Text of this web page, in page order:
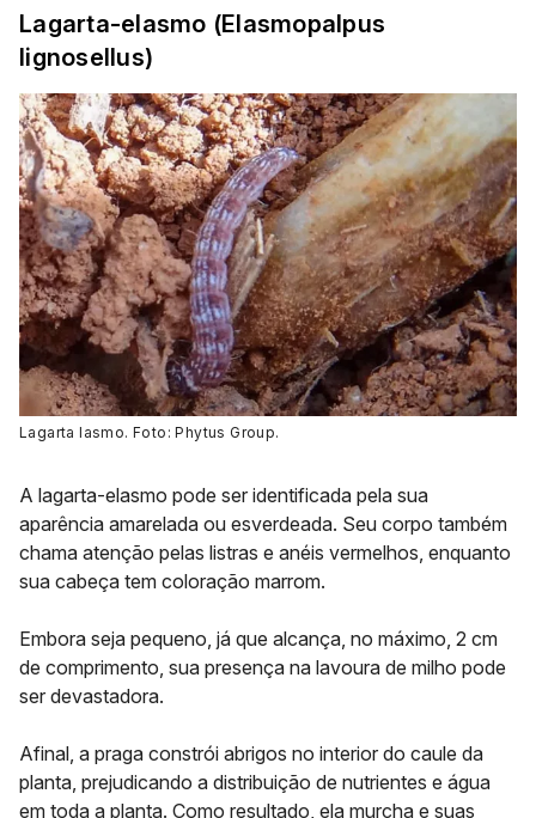
Lagarta-elasmo (Elasmopalpus
lignosellus)
Lagarta lasmo. Foto: Phytus Group.
A lagarta-elasmo pode ser identificada pela sua
aparência amarelada ou esverdeada. Seu corpo também
chama atenção pelas listras e anéis vermelhos, enquanto
sua cabeça tem coloração marrom.
Embora seja pequeno, já que alcança, no máximo, 2 cm
de comprimento, sua presença na lavoura de milho pode
ser devastadora.
Afinal, a praga constrói abrigos no interior do caule da
planta, prejudicando a distribuição de nutrientes e água
em toda a planta. Como resultado, ela murcha e suas